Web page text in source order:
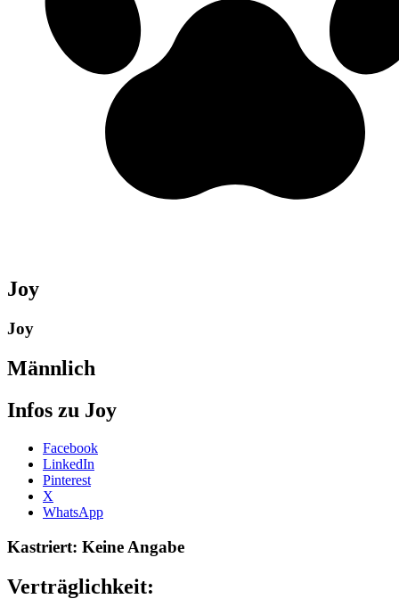
Joy
Joy
Männlich
Infos zu Joy
Share
post
"Joy-
2014"
Facebook
LinkedIn
Pinterest
X
WhatsApp
Kastriert: Keine Angabe
Verträglichkeit: